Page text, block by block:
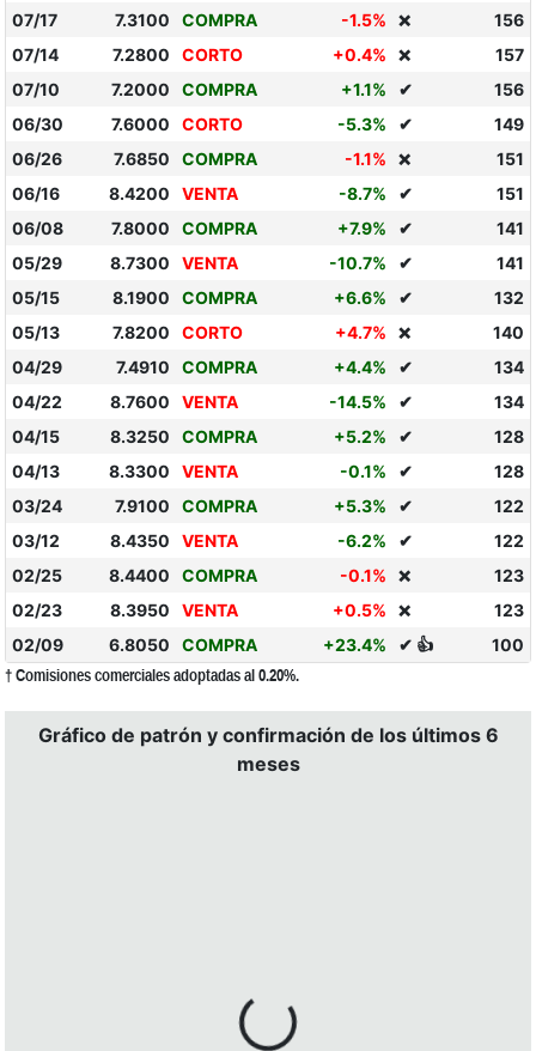
07/17
7.3100 COMPRA -1.5% ❌
156
07/14
7.2800 CORTO +0.4% ❌
157
07/10
7.2000 COMPRA +1.1% ✔
156
06/30
7.6000 CORTO -5.3% ✔
149
06/26
7.6850 COMPRA -1.1% ❌
151
06/16
8.4200 VENTA -8.7% ✔
151
06/08
7.8000 COMPRA +7.9% ✔
141
05/29
8.7300 VENTA -10.7% ✔
141
05/15
8.1900 COMPRA +6.6% ✔
132
05/13
7.8200 CORTO +4.7% ❌
140
04/29
7.4910 COMPRA +4.4% ✔
134
04/22
8.7600 VENTA -14.5% ✔
134
04/15
8.3250 COMPRA +5.2% ✔
128
04/13
8.3300 VENTA -0.1% ✔
128
03/24
7.9100 COMPRA +5.3% ✔
122
03/12
8.4350 VENTA -6.2% ✔
122
02/25
8.4400 COMPRA -0.1% ❌
123
02/23
8.3950 VENTA +0.5% ❌
123
02/09
6.8050 COMPRA +23.4% ✔ 👍 100
† Comisiones comerciales adoptadas al 0.20%.
Gráfico de patrón y confirmación de los últimos 6
meses